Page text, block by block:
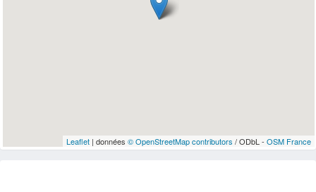
Leaflet| données © OpenStreetMap contributors / ODbL - OSM France